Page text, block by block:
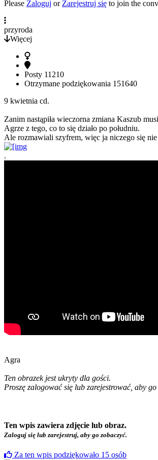
Please Zaloguj or Zarejestruj się to join the
przyroda
Więcej
Posty 11210
Otrzymane podziękowania 151640
9 kwietnia cd.
Zanim nastąpiła wieczorna zmiana Kaszub
Agrze z tego, co to się działo po południu.
Ale rozmawiali szyfrem, więc ja niczego się nie
.
Agra
Ten obrazek jest ukryty dla gości.
Proszę zalogować się lub zarejestrować, aby go
Ten wpis zawiera zdjęcie lub obraz.
Zaloguj się lub zarejestruj, aby go zobaczyć.
Za ten wpis podziękowało 15 osób